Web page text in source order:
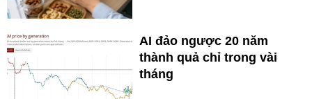
AI đảo ngược 20 năm
thành quả chỉ trong vài
tháng